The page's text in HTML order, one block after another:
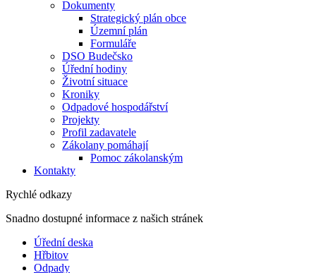
Dokumenty
Strategický plán obce
Územní plán
Formuláře
DSO Budečsko
Úřední hodiny
Životní situace
Kroniky
Odpadové hospodářství
Projekty
Profil zadavatele
Zákolany pomáhají
Pomoc zákolanským
Kontakty
Rychlé odkazy
Snadno dostupné informace z našich stránek
Úřední deska
Hřbitov
Odpady